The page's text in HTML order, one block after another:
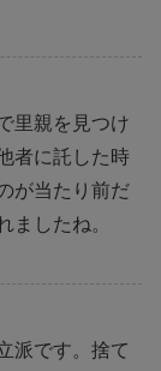
里親を見つけ
者に託した時
が当たり前だ
ましたね。
派です。捨て